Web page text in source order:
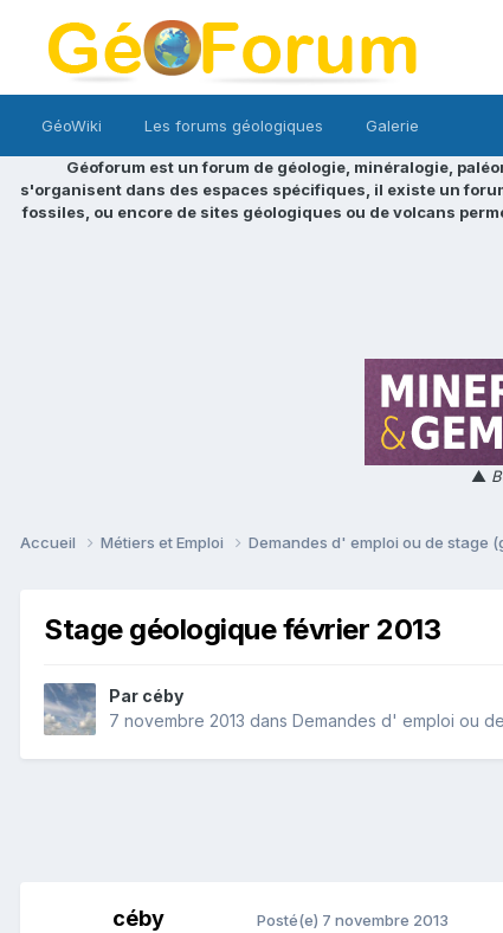
GéoWiki Les forums géologiques Galerie
Géoforum est un forum de géologie, minéralogie,
s'organisent dans des espaces spécifiques, il existe un
fossiles, ou encore de sites géologiques ou de volcans
▲
Accueil Métiers et Emploi Demandes d' emploi ou de stage
Stage géologique février 2013
Par céby
7 novembre 2013 dans Demandes d' emploi ou
céby Posté(e) 7 novembre 2013